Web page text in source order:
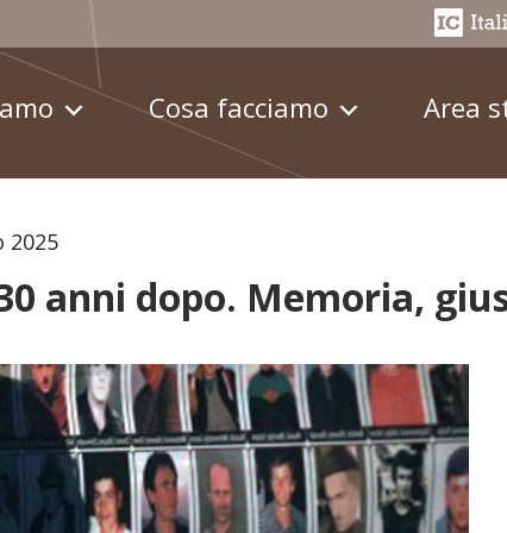
Cosa facciamo Area
2025
anni dopo. Memoria,